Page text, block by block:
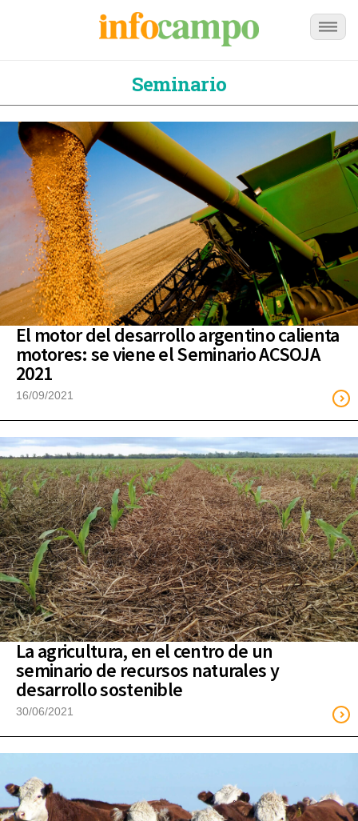
Seminario
El motor del desarrollo argentino calienta
motores: se viene el Seminario ACSOJA
2021
16/09/2021
La agricultura, en el centro de un
seminario de recursos naturales y
desarrollo sostenible
30/06/2021